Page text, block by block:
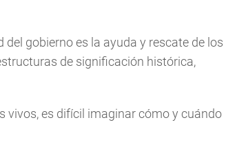
gobierno es la ayuda y rescate de los
de significación histórica,
vivos, es difícil imaginar cómo y cuándo